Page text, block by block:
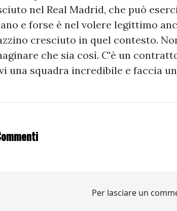
nel Real Madrid, che può
e forse è nel volere legittimo
cresciuto in quel contesto.
che sia così. C'è un
una squadra incredibile e faccia